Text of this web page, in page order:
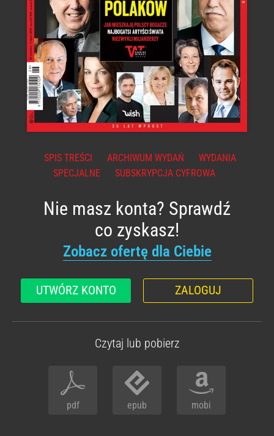
SPIS TREŚCI ARCHIWUM WYDAŃ
WYDANIA
SPECJALNE
SUBSKRYPCJA CYFROWA
Nie masz konta? Sprawdź
co zyskasz!
Zobacz ofertę dla Ciebie
UTWÓRZ KONTO ZALOGUJ
Czytaj lub pobierz
pdf epub mobi